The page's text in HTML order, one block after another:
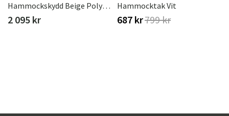
Hammockskydd Beige Polyester
2 095 kr
Hammocktak Vit
687 kr799 kr